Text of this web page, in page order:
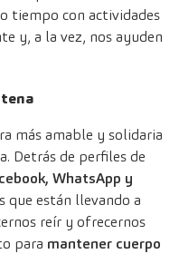
tiempo con actividades
y, a la vez, nos ayuden
más amable y solidaria
Detrás de perfiles de
WhatsApp y
que están llevando a
reír y ofrecernos
para mantener cuerpo